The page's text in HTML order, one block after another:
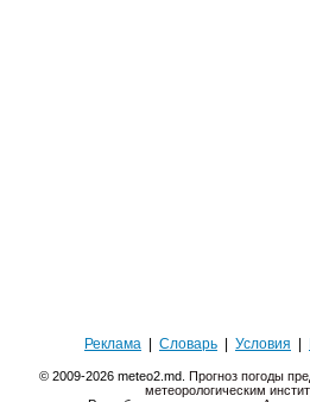
Реклама Словарь Условия
© 2009-2026 meteo2.md. Прогноз погоды
метеорологическим